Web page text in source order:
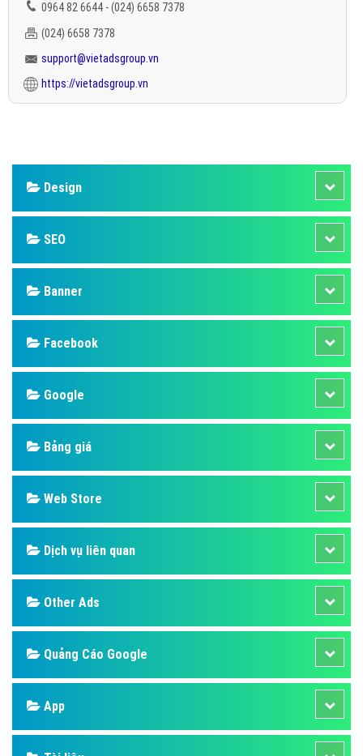
0964 82 6644 - (024) 6658 7378
(024) 6658 7378
support@vietadsgroup.vn
https://vietadsgroup.vn
Design
SEO
Banner
Facebook
Google